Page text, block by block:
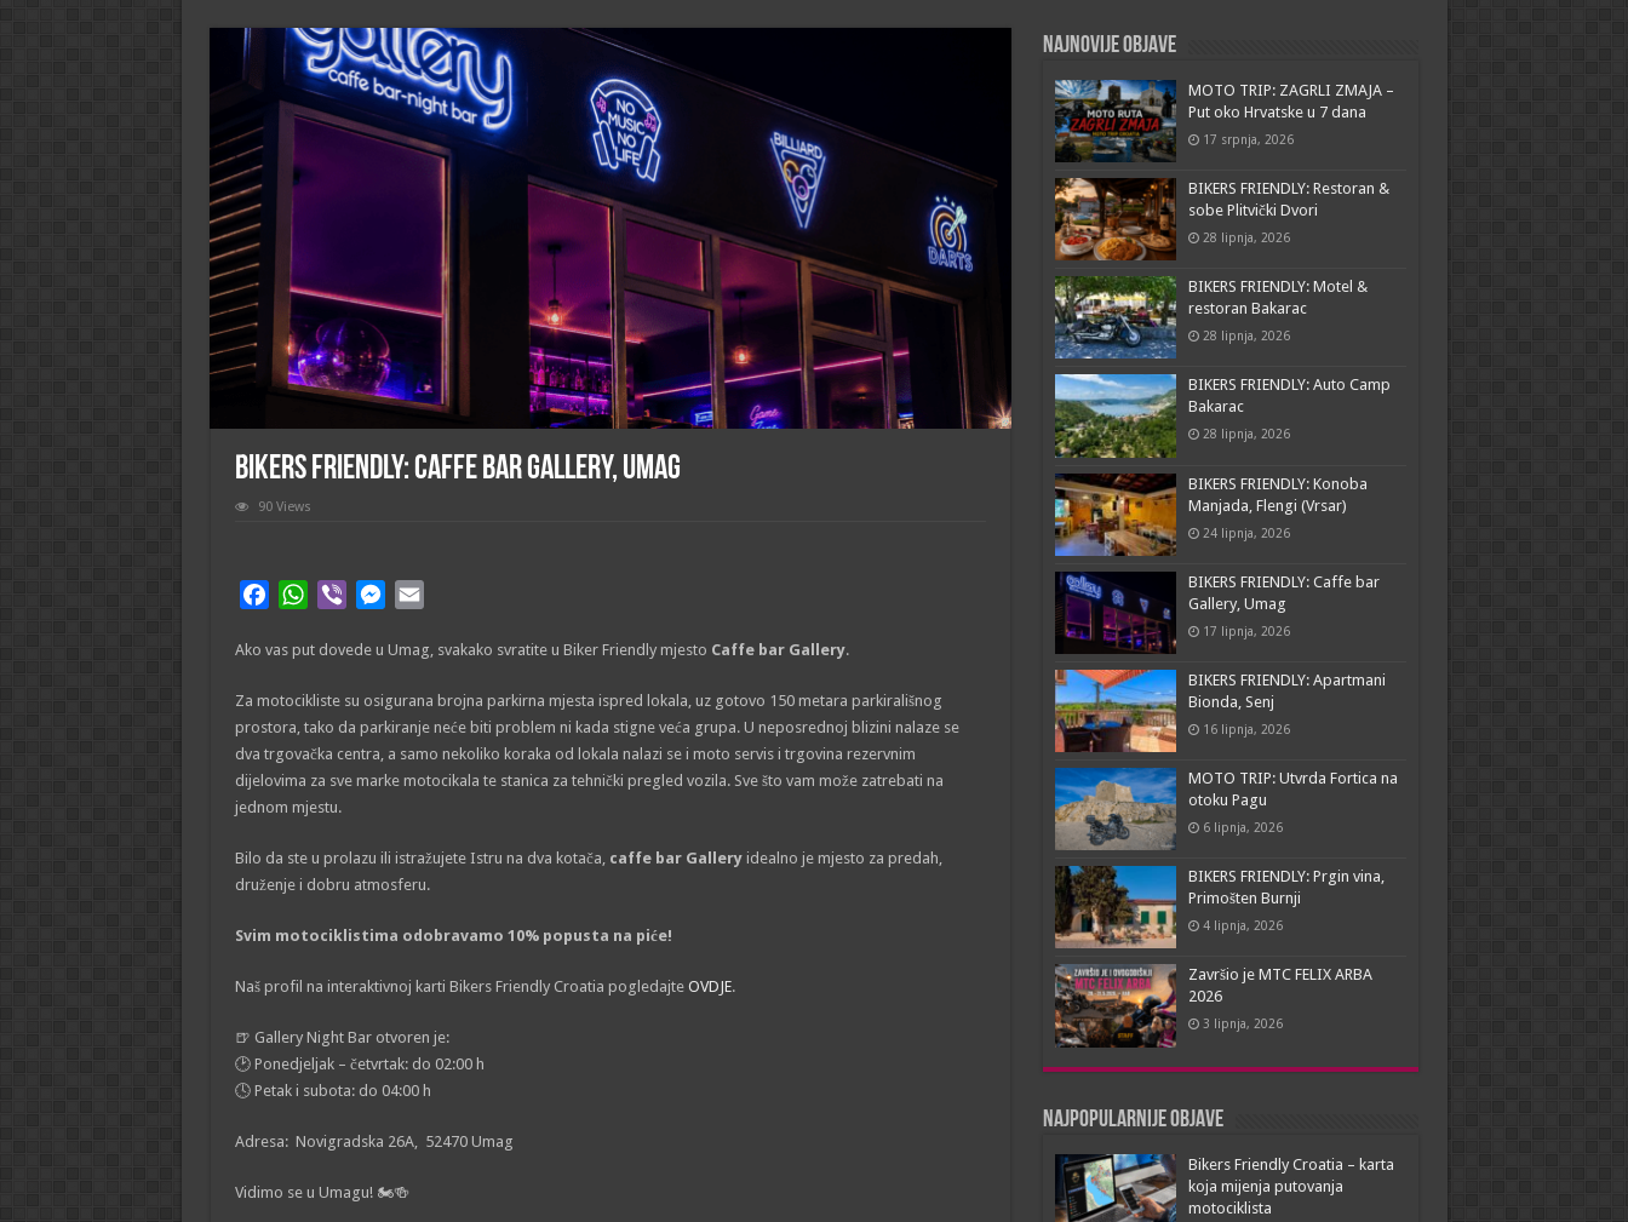
BIKERS FRIENDLY: Caffe bar Gallery, Umag
90 Views
c
b
o
o
W
a
s
A
p
b
r
M
s
e
n
g
a
l
Ako vas put dovede u Umag, svakako svratite u Biker Friendly mjesto Caffe bar Gallery.
Za motocikliste su osigurana brojna parkirna mjesta ispred lokala, uz gotovo 150 metara parkirališnog
prostora, tako da parkiranje neće biti problem ni kada stigne veća grupa. U neposrednoj blizini nalaze se
dva trgovačka centra, a samo nekoliko koraka od lokala nalazi se i moto servis i trgovina rezervnim
dijelovima za sve marke motocikala te stanica za tehnički pregled vozila. Sve što vam može zatrebati na
jednom mjestu.
Bilo da ste u prolazu ili istražujete Istru na dva kotača, caffe bar Galleryidealno je mjesto za predah,
druženje i dobru atmosferu.
Svim motociklistima odobravamo 10% popusta na piće!
Naš profil na interaktivnoj karti Bikers Friendly Croatia pogledajte OVDJE.
🍺 Gallery Night Bar otvoren je:
🕑 Ponedjeljak – četvrtak: do 02:00 h
🕓 Petak i subota: do 04:00 h
Adresa: Novigradska 26A, 52470 Umag
Vidimo se u Umagu! 🏍️🍻
Najnovije objave
MOTO TRIP: ZAGRLI ZMAJA –
Put oko Hrvatske u 7 dana
17 srpnja, 2026
BIKERS FRIENDLY: Restoran &
sobe Plitvički Dvori
28 lipnja, 2026
BIKERS FRIENDLY: Motel &
restoran Bakarac
28 lipnja, 2026
BIKERS FRIENDLY: Auto Camp
Bakarac
28 lipnja, 2026
BIKERS FRIENDLY: Konoba
Manjada, Flengi (Vrsar)
24 lipnja, 2026
BIKERS FRIENDLY: Caffe bar
Gallery, Umag
17 lipnja, 2026
BIKERS FRIENDLY: Apartmani
Bionda, Senj
16 lipnja, 2026
MOTO TRIP: Utvrda Fortica na
otoku Pagu
6 lipnja, 2026
BIKERS FRIENDLY: Prgin vina,
Primošten Burnji
4 lipnja, 2026
Završio je MTC FELIX ARBA
2026
3 lipnja, 2026
Najpopularnije objave
Bikers Friendly Croatia – karta
koja mijenja putovanja
motociklista